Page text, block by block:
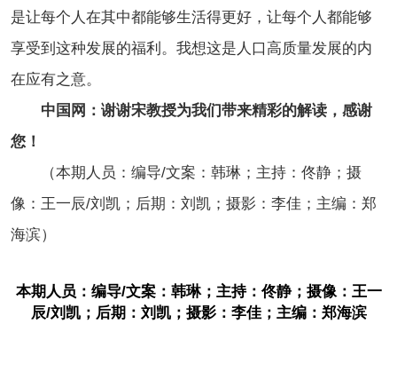
是让每个人在其中都能够生活得更好，让每个人都能够
享受到这种发展的福利。我想这是人口高质量发展的内
在应有之意。
中国网：谢谢宋教授为我们带来精彩的解读，感谢
您！
（本期人员：编导/文案：韩琳；主持：佟静；摄
像：王一辰/刘凯；后期：刘凯；摄影：李佳；主编：郑
海滨）
本期人员：编导/文案：韩琳；主持：佟静；摄像：王一
辰/刘凯；后期：刘凯；摄影：李佳；主编：郑海滨